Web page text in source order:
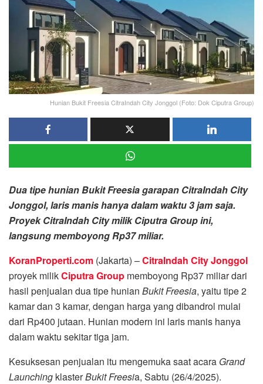
Hunian Bukit Freesia CitraIndah City Jonggol (Foto: Dok Ciputra Group)
Dua tipe hunian Bukit Freesia garapan CitraIndah City
Jonggol, laris manis hanya dalam waktu 3 jam saja.
Proyek CitraIndah City milik Ciputra Group ini,
langsung memboyong Rp37 miliar.
KoranProperti.com (Jakarta) –CitraIndah City Jonggol
proyek milikCiputra Group memboyong Rp37 miliar dari
hasil penjualan dua tipe hunian Bukit Freesia, yaitu tipe 2
kamar dan 3 kamar, dengan harga yang dibandrol mulai
dari Rp400 jutaan. Hunian modern ini laris manis hanya
dalam waktu sekitar tiga jam.
Kesuksesan penjualan itu mengemuka saat acara Grand
Launching klasterBukit Freesia, Sabtu (26/4/2025).